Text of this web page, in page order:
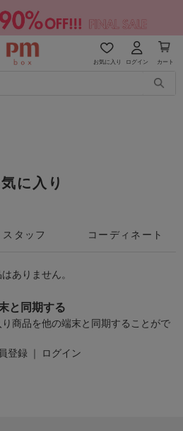
お気に入り ログイン カート
に入り
スタッフ コーディネート
ありません。
と同期する
商品を他の端末と同期することがで
登録 ｜ ログイン